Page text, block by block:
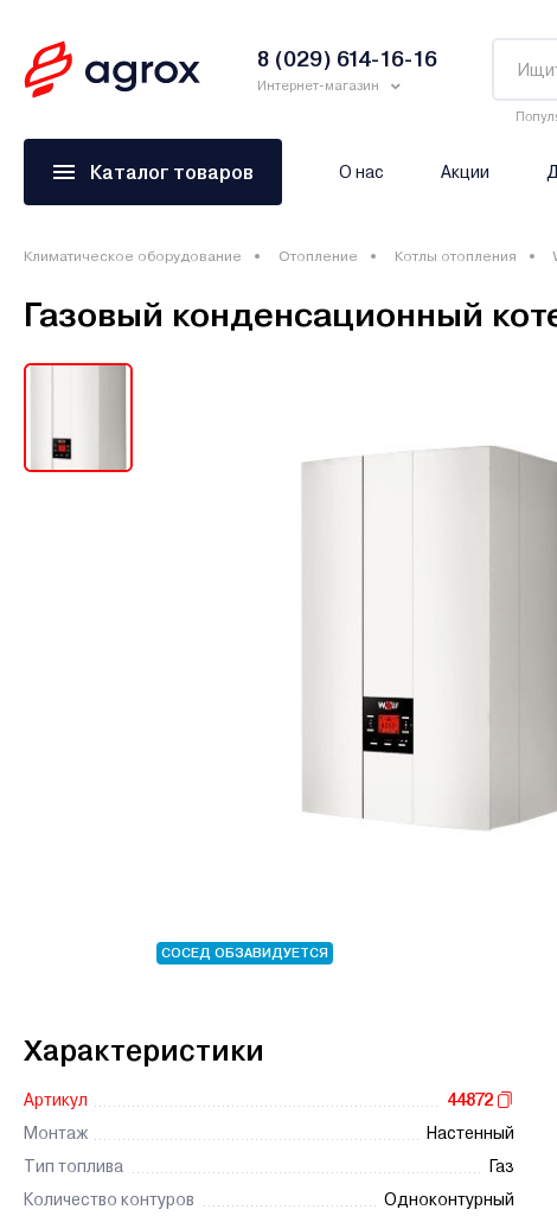
8 (029) 614-16-16
Интернет-магазин
Каталог товаров О нас Акции
Климатическое оборудование Отопление Котлы отопления
Газовый конденсационный
СОСЕД ОБЗАВИДУЕТСЯ
Характеристики
Артикул
44872
Монтаж
Настенный
Тип топлива
Газ
Количество контуров
Одноконтурный